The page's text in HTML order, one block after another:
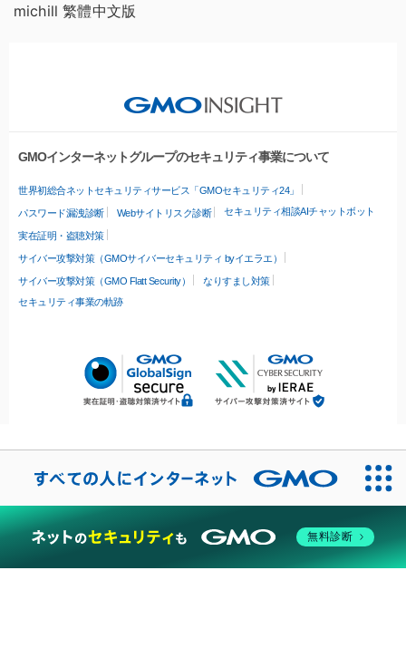
michill 繁體中文版
GMOインターネットグループのセキュリティ事業について
世界初総合ネットセキュリティサービス「GMOセキュリティ24」
パスワード漏洩診断 Webサイトリスク診断 セキュリティ相談AIチャットボット
実在証明・盗聴対策
サイバー攻撃対策（GMOサイバーセキュリティ byイエラエ）
サイバー攻撃対策（GMO Flatt Security）
なりすまし対策
セキュリティ事業の軌跡
無料診断